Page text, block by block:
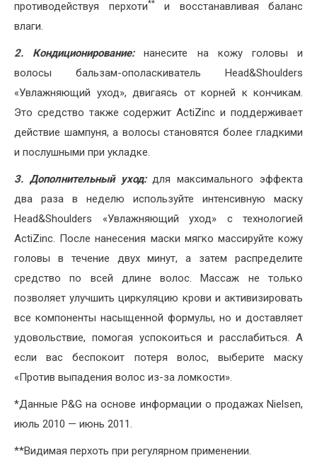
противодействуя перхоти**и восстанавливая баланс
влаги.
2. Кондиционирование:нанесите на кожу головы и
волосы бальзам-ополаскиватель Head&Shoulders
«Увлажняющий уход», двигаясь от корней к кончикам.
Это средство также содержит ActiZinc и поддерживает
действие шампуня, а волосы становятся более гладкими
и послушными при укладке.
3. Дополнительный уход:для максимального эффекта
два раза в неделю используйте интенсивную маску
Head&Shoulders «Увлажняющий уход» с технологией
ActiZinc. После нанесения маски мягко массируйте кожу
головы в течение двух минут, а затем распределите
средство по всей длине волос. Массаж не только
позволяет улучшить циркуляцию крови и активизировать
все компоненты насыщенной формулы, но и доставляет
удовольствие, помогая успокоиться и расслабиться. А
если вас беспокоит потеря волос, выберите маску
«Против выпадения волос из-за ломкости».
*Данные P&G на основе информации о продажах Nielsen,
июль 2010 — июнь 2011.
**Видимая перхоть при регулярном применении.